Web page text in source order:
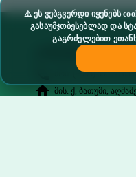
კონტაქტი
მობ: (+995) 595 56 65
home მის: ქ, ბათუმი,
⚠️ ეს ვებგვერდი იყენებს
გასაუმჯობესებლად და
გაგრძელებით